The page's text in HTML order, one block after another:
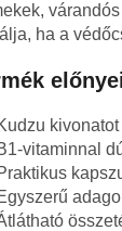
ha a
vitaminnal